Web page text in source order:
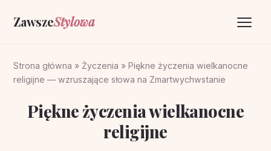
ZawszeStylowa
Życzenia
O portalu
Strona główna » Życzenia » Piękne życzenia wielkanocne
religijne — wzruszające słowa na Zmartwychwstanie
Piękne życzenia wielkanocne
religijne